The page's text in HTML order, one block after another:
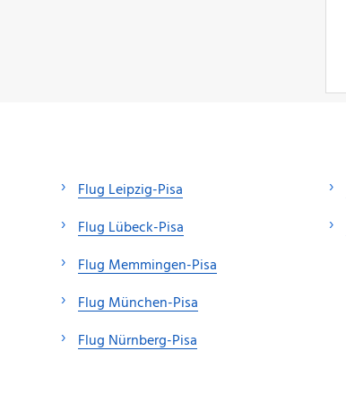
Flug Leipzig-Pisa
Flug Lübeck-Pisa
Flug Memmingen-Pisa
Flug München-Pisa
Flug Nürnberg-Pisa